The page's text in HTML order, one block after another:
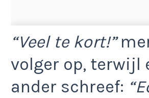
“Veel te kort!”
volger op, terwijl
ander schreef: